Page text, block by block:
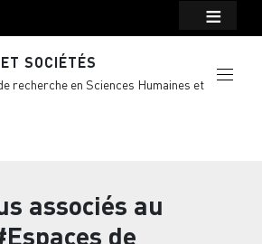
SOCIÉTÉS
recherche en Sciences Humaines et
associés au
de